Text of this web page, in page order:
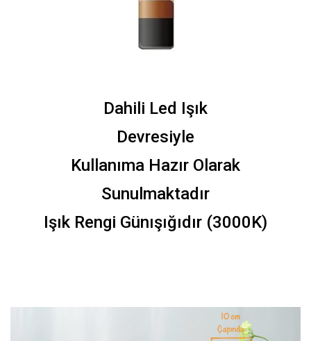
Dahili Led Işık
Devresiyle
Kullanıma Hazır Olarak
Sunulmaktadır
Işık Rengi Günışığıdır (3000K)